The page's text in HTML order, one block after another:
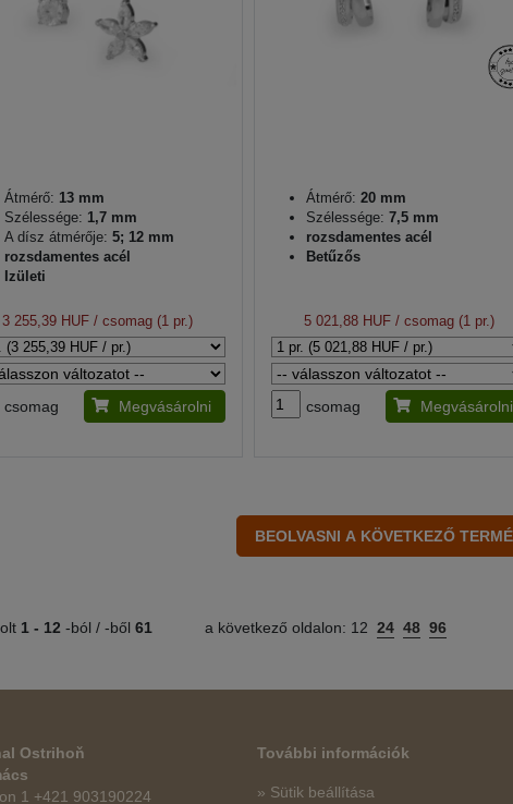
Átmérő: 13 mm
Szélessége: 1,7 mm
A dísz átmérője: 5; 12 mm
rozsdamentes acél
Izületi
3 255,39 HUF/ csomag (1 pr.)
csomag Megvásárolni
Átmérő: 20 mm
Szélessége: 7,5 mm
rozsdamentes acél
Betűzős
5 021,88 HUF/ csomag (1 pr.)
csomag Megvásárolni
1 - 12 -ból / -ből 61 a következő oldalon: 12 24 48 96
Ostrihoň
1 +421 903190224
További információk
» Sütik beállítása